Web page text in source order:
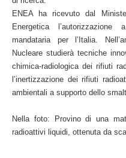
ENEA ha ricevuto dal
Energetica
mandataria per l’Italia.
Nucleare studierà tecniche
chimica-radiologica dei rifiuti
l’inertizzazione dei rifiuti
ambientali a supporto dello
Nella foto: Provino di una
radioattivi liquidi, ottenuta da